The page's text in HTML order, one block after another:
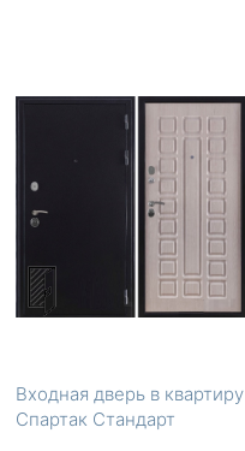
Входная дверь в квартиру
Спартак Стандарт